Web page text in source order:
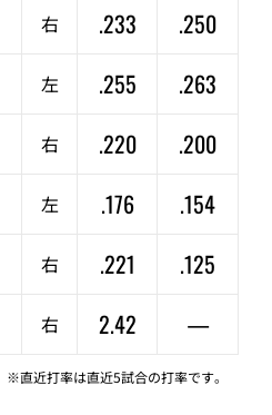
右 .233
.250
左 .255
.263
右 .220
.200
左 .176
.154
右 .221
.125
右 2.42 —
※直近打率は直近5試合の打率です。